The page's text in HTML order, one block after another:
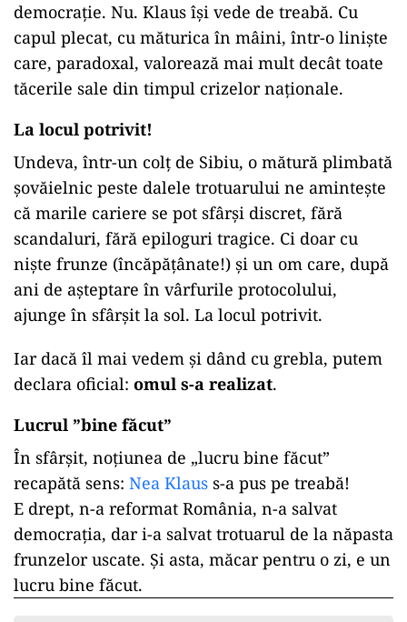
democrație. Nu. Klaus își vede de treabă. Cu
capul plecat, cu măturica în mâini, într-o liniște
care, paradoxal, valorează mai mult decât toate
tăcerile sale din timpul crizelor naționale.
La locul potrivit!
Undeva, într-un colț de Sibiu, o mătură plimbată
șovăielnic peste dalele trotuarului ne amintește
că marile cariere se pot sfârși discret, fără
scandaluri, fără epiloguri tragice. Ci doar cu
niște frunze (încăpățânate!) și un om care, după
ani de așteptare în vârfurile protocolului,
ajunge în sfârșit la sol. La locul potrivit.
Iar dacă îl mai vedem și dând cu grebla, putem
declara oficial: omul s-a realizat.
Lucrul ”bine făcut”
În sfârșit, noțiunea de „lucru bine făcut”
recapătă sens: Nea Klaus s-a pus pe treabă!
E drept, n-a reformat România, n-a salvat
democrația, dar i-a salvat trotuarul de la năpasta
frunzelor uscate. Și asta, măcar pentru o zi, e un
lucru bine făcut.